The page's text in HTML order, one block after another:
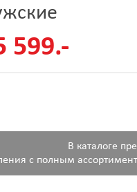
599.-
В каталоге
с полным